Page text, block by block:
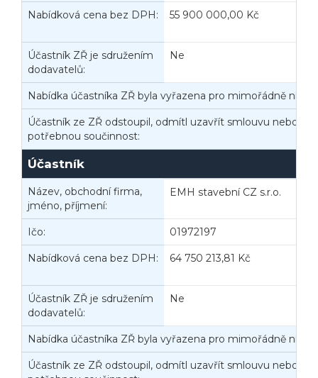
Nabídková cena bez DPH: 55 900 000,00 Kč
Účastník ZŘ je sdružením
dodavatelů:
Ne
Nabídka účastníka ZŘ byla vyřazena pro mimořádně
Účastník ze ZŘ odstoupil, odmítl uzavřít smlouvu nebo
potřebnou součinnost:
Účastník
Název, obchodní firma,
jméno, příjmení:
EMH stavební CZ s.r.o.
Ičo: 01972197
Nabídková cena bez DPH: 64 750 213,81 Kč
Účastník ZŘ je sdružením
dodavatelů:
Ne
Nabídka účastníka ZŘ byla vyřazena pro mimořádně
Účastník ze ZŘ odstoupil, odmítl uzavřít smlouvu nebo